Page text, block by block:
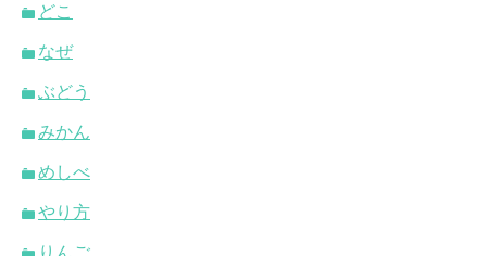
どこ
なぜ
ぶどう
みかん
めしべ
やり方
りんご